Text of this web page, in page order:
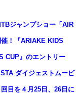
ジャンプショー「AIR
！『ARIAKE KIDS
CUP』のエントリー
ダイジェストムービ
目を４月25日、26日に